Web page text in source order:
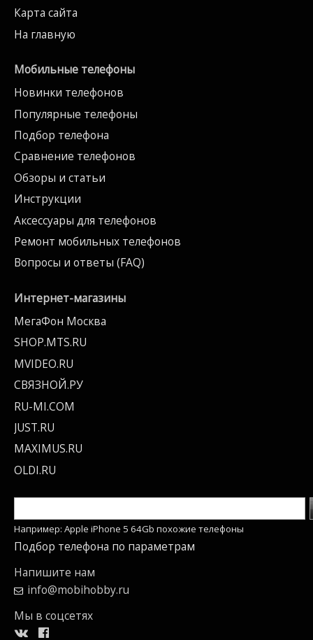
Карта сайта
На главную
Мобильные телефоны
Новинки телефонов
Популярные телефоны
Подбор телефона
Сравнение телефонов
Обзоры и статьи
Инструкции
Аксессуары для телефонов
Ремонт мобильных телефонов
Вопросы и ответы (FAQ)
Интернет-магазины
МегаФон Москва
SHOP.MTS.RU
MVIDEO.RU
СВЯЗНОЙ.РУ
RU-MI.COM
JUST.RU
MAXIMUS.RU
OLDI.RU
Например: Apple iPhone 5 64Gb похожие телефоны
Подбор телефона по параметрам
Напишите нам
info@mobihobby.ru
Мы в соцсетях